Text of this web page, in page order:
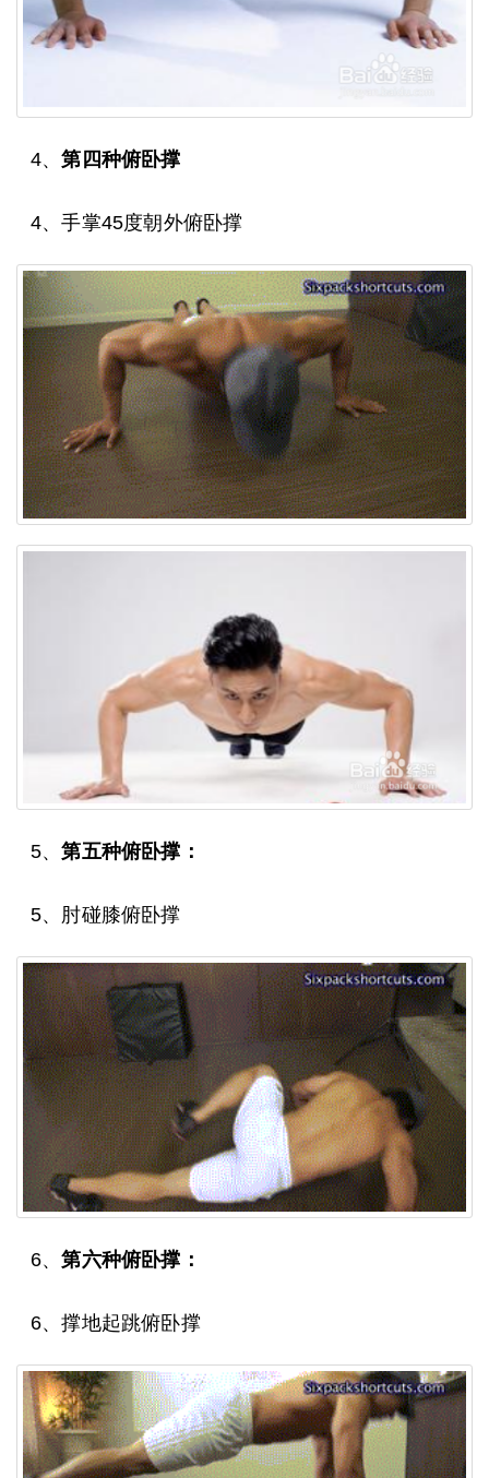
4、第四种俯卧撑
4、手掌45度朝外俯卧撑
5、第五种俯卧撑：
5、肘碰膝俯卧撑
6、第六种俯卧撑：
6、撑地起跳俯卧撑